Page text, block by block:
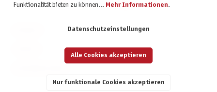
Funktionalität bieten zu können... Mehr Informationen.
Datenschutzeinstellungen
Nur funktionale Cookies akzeptieren
Alle Cookies akzeptieren